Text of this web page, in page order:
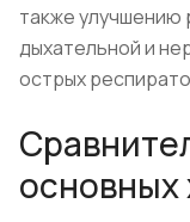
также улучшению
дыхательной и
острых
основных